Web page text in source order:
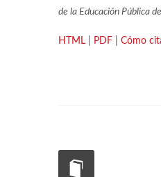
de la Educación Pública
HTML PDF Cómo